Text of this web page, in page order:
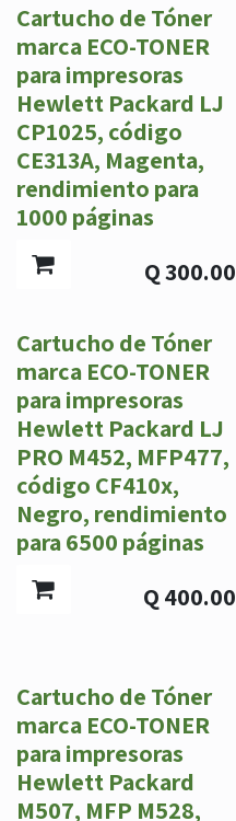
Cartucho de Tóner
marca ECO-TONER
para impresoras
Hewlett Packard LJ
CP1025, código
CE313A, Magenta,
rendimiento para
1000 páginas
Q300.00
Cartucho de Tóner
marca ECO-TONER
para impresoras
Hewlett Packard LJ
PRO M452, MFP477,
código CF410x,
Negro, rendimiento
para 6500 páginas
Q 400.00
Cartucho de Tóner
marca ECO-TONER
para impresoras
Hewlett Packard
M507, MFP M528,